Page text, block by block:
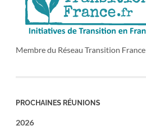
Membre du Réseau Transition France
PROCHAINES RÉUNIONS
2026